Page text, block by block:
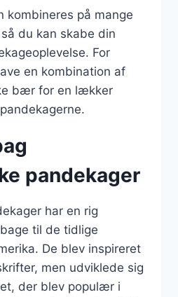
kombineres på mange
du kan skabe din
For
en kombination af
bær for en lækker
pandekager
har en rig
til de tidlige
De blev inspireret
men udviklede sig
der blev populær i